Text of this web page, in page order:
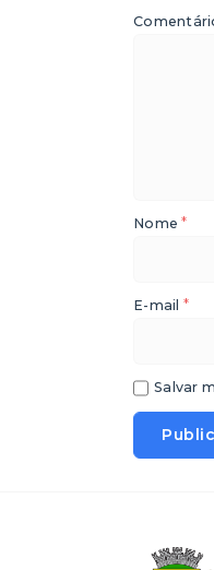
Nome*
E-mail *
Salvar